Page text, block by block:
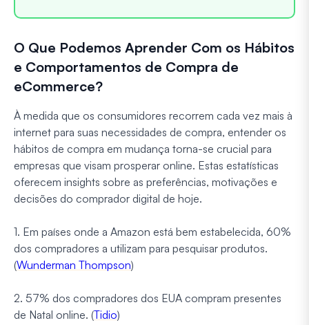
O Que Podemos Aprender Com os Hábitos
e Comportamentos de Compra de
eCommerce?
À medida que os consumidores recorrem cada vez mais à
internet para suas necessidades de compra, entender os
hábitos de compra em mudança torna-se crucial para
empresas que visam prosperar online. Estas estatísticas
oferecem insights sobre as preferências, motivações e
decisões do comprador digital de hoje.
1. Em países onde a Amazon está bem estabelecida, 60%
dos compradores a utilizam para pesquisar produtos.
(Wunderman Thompson)
2. 57% dos compradores dos EUA compram presentes
de Natal online. (Tidio)